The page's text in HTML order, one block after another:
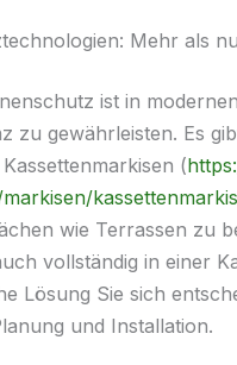
Mehr als
ist in
zu gewährleisten. Es
(
wie Terrassen zu
vollständig in einer
Lösung Sie sich
und Installation.